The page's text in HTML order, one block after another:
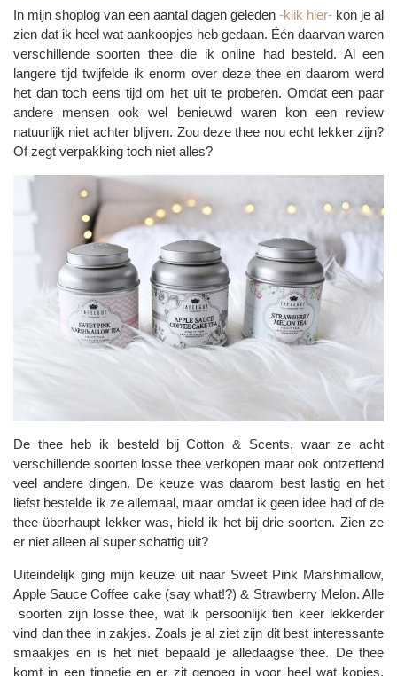
In mijn shoplog van een aantal dagen geleden -klik hier- kon je al
zien dat ik heel wat aankoopjes heb gedaan. Één daarvan waren
verschillende soorten thee die ik online had besteld. Al een
langere tijd twijfelde ik enorm over deze thee en daarom werd
het dan toch eens tijd om het uit te proberen. Omdat een paar
andere mensen ook wel benieuwd waren kon een review
natuurlijk niet achter blijven. Zou deze thee nou echt lekker zijn?
Of zegt verpakking toch niet alles?
De thee heb ik besteld bij Cotton & Scents, waar ze acht
verschillende soorten losse thee verkopen maar ook ontzettend
veel andere dingen. De keuze was daarom best lastig en het
liefst bestelde ik ze allemaal, maar omdat ik geen idee had of de
thee überhaupt lekker was, hield ik het bij drie soorten. Zien ze
er niet alleen al super schattig uit?
Uiteindelijk ging mijn keuze uit naar Sweet Pink Marshmallow,
Apple Sauce Coffee cake (say what!?) & Strawberry Melon. Alle
soorten zijn losse thee, wat ik persoonlijk tien keer lekkerder
vind dan thee in zakjes. Zoals je al ziet zijn dit best interessante
smaakjes en is het niet bepaald je alledaagse thee. De thee
komt in een tinnetje en er zit genoeg in voor heel wat kopjes.